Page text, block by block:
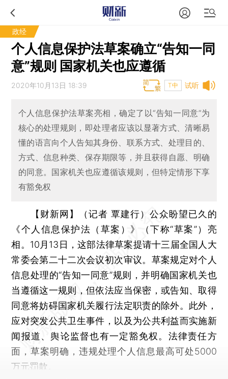
政经
个人信息保护法草案确立“告知一同
意”规则 国家机关也应遵循
试听
2020年10月13日 18:39 T中
个人信息保护法草案亮相，确定了以“告知一同意”为
核心的处理规则，即处理者应该以显著方式、清晰易
懂的语言向个人告知其身份、联系方式、处理目的、
方式、信息种类、保存期限等，并且获得自愿、明确
的同意。国家机关也应遵循该规则，但特定情形下享
有豁免权
【财新网】（记者 覃建行） 公众盼望已久的
《个人信息保护法（草案）》（下称“草案”）亮
相。10月13日，这部法律草案提请十三届全国人大
常委会第二十二次会议初次审议。草案规定对个人
信息处理的“告知一同意”规则，并明确国家机关也
当遵循这一规则，但依法应当保密，或告知、取得
同意将妨碍国家机关履行法定职责的除外。此外，
应对突发公共卫生事件，以及为公共利益而实施新
闻报道、舆论监督也有一定豁免权。法律责任方
面，草案明确，违规处理个人信息最高可处5000
万元罚款。